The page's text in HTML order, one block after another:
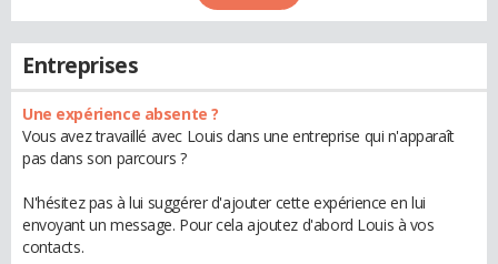
Entreprises
Une expérience absente ?
Vous avez travaillé avec Louis dans une entreprise qui n'apparaît
pas dans son parcours ?
N'hésitez pas à lui suggérer d'ajouter cette expérience en lui
envoyant un message. Pour cela ajoutez d'abord Louis à vos
contacts.